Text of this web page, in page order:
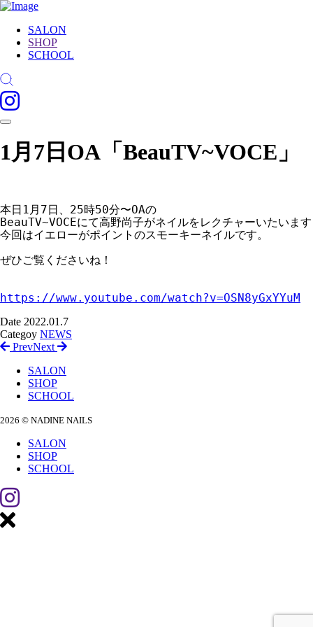
SALON
SHOP
SCHOOL
1月7日OA「BeauTV~VOCE」
本日1月7日、25時50分〜OAの
BeauTV~VOCEにて高野尚子がネイルをレクチャーいたいま
今回はイエローがポイントのスモーキーネイルです。
ぜひご覧くださいね！
https://www.youtube.com/watch?v=OSN8yGxYYuM
Date 2022.01.7
Categoy NEWS
PrevNext
SALON
SHOP
SCHOOL
2026 © NADINE NAILS
SALON
SHOP
SCHOOL